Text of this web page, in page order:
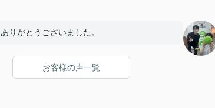
ありがとうございました。
お客様の声一覧